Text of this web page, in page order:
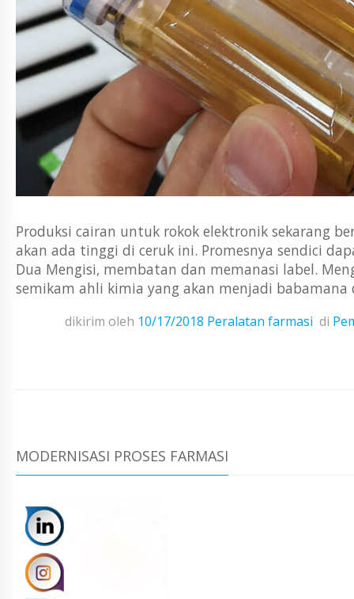
Produksi cairan untuk rokok elektronik sekarang
akan ada tinggi di ceruk ini. Promesnya sendici
Dua Mengisi, membatan dan memanasi label.
semikam ahli kimia yang akan menjadi babamana
dikirim oleh 10/17/2018 Peralatan farmasi di
MODERNISASI PROSES FARMASI